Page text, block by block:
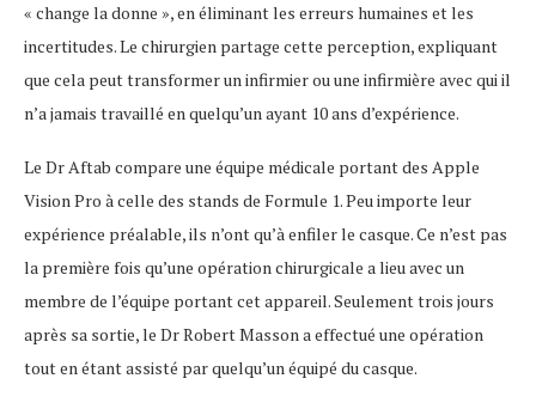
« change la donne », en éliminant les erreurs humaines et les
incertitudes. Le chirurgien partage cette perception, expliquant
que cela peut transformer un infirmier ou une infirmière avec qui il
n’a jamais travaillé en quelqu’un ayant 10 ans d’expérience.
Le Dr Aftab compare une équipe médicale portant des Apple
Vision Pro à celle des stands de Formule 1. Peu importe leur
expérience préalable, ils n’ont qu’à enfiler le casque. Ce n’est pas
la première fois qu’une opération chirurgicale a lieu avec un
membre de l’équipe portant cet appareil. Seulement trois jours
après sa sortie, le Dr Robert Masson a effectué une opération
tout en étant assisté par quelqu’un équipé du casque.